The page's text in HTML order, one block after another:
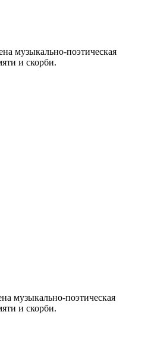
музыкально-поэтическая
и скорби.
музыкально-поэтическая
и скорби.